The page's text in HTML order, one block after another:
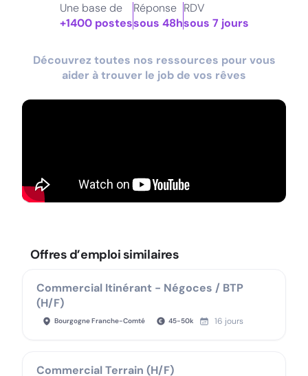
Une base de
+1400 postes
Réponse
sous 48h
RDV
sous 7 jours
Découvrez toutes nos ressources pour vous
aider à trouver le job de vos rêves
Offres d’emploi similaires
Commercial Itinérant - Négoces / BTP
(H/F)
Bourgogne Franche-Comté 45-50k 16 jours
Commercial Terrain (H/F)